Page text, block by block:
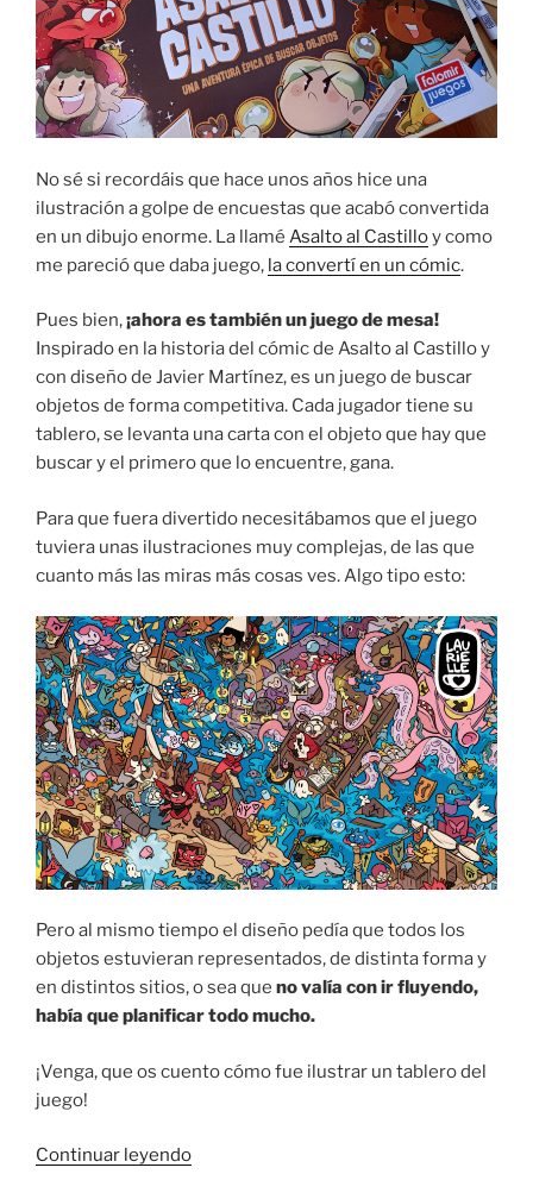
No sé si recordáis que hace unos años hice una
ilustración a golpe de encuestas que acabó convertida
en un dibujo enorme. La llamé Asalto al Castilloy como
me pareció que daba juego, la convertí en un cómic.
Pues bien,¡ahora es también un juego de mesa!
Inspirado en la historia del cómic de Asalto al Castillo y
con diseño de Javier Martínez, es un juego de buscar
objetos de forma competitiva. Cada jugador tiene su
tablero, se levanta una carta con el objeto que hay que
buscar y el primero que lo encuentre, gana.
Para que fuera divertido necesitábamos que el juego
tuviera unas ilustraciones muy complejas, de las que
cuanto más las miras más cosas ves. Algo tipo esto:
Pero al mismo tiempo el diseño pedía que todos los
objetos estuvieran representados, de distinta forma y
en distintos sitios, o sea que no valía con ir fluyendo,
había que planificar todo mucho.
¡Venga, que os cuento cómo fue ilustrar un tablero del
juego!
Continuar leyendo«¡He